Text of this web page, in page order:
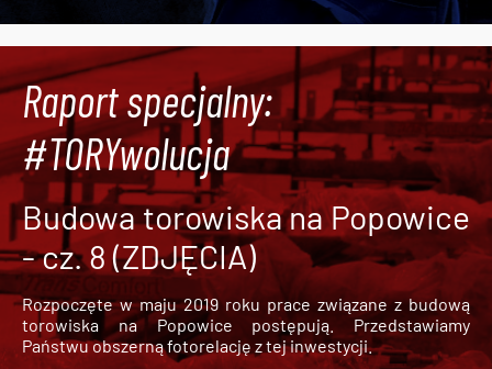
Raport specjalny:
#TORYwolucja
Budowa torowiska na Popowice
- cz. 8 (ZDJĘCIA)
Rozpoczęte w maju 2019 roku prace związane z budową
torowiska na Popowice
postępują. Przedstawiamy
Państwu obszerną fotorelację z tej inwestycji.